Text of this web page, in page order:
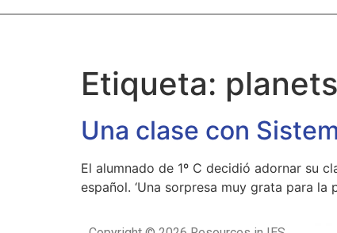
Etiqueta: planets
Una clase con
El alumnado de 1º C decidió adornar su
español. ‘Una sorpresa muy grata para